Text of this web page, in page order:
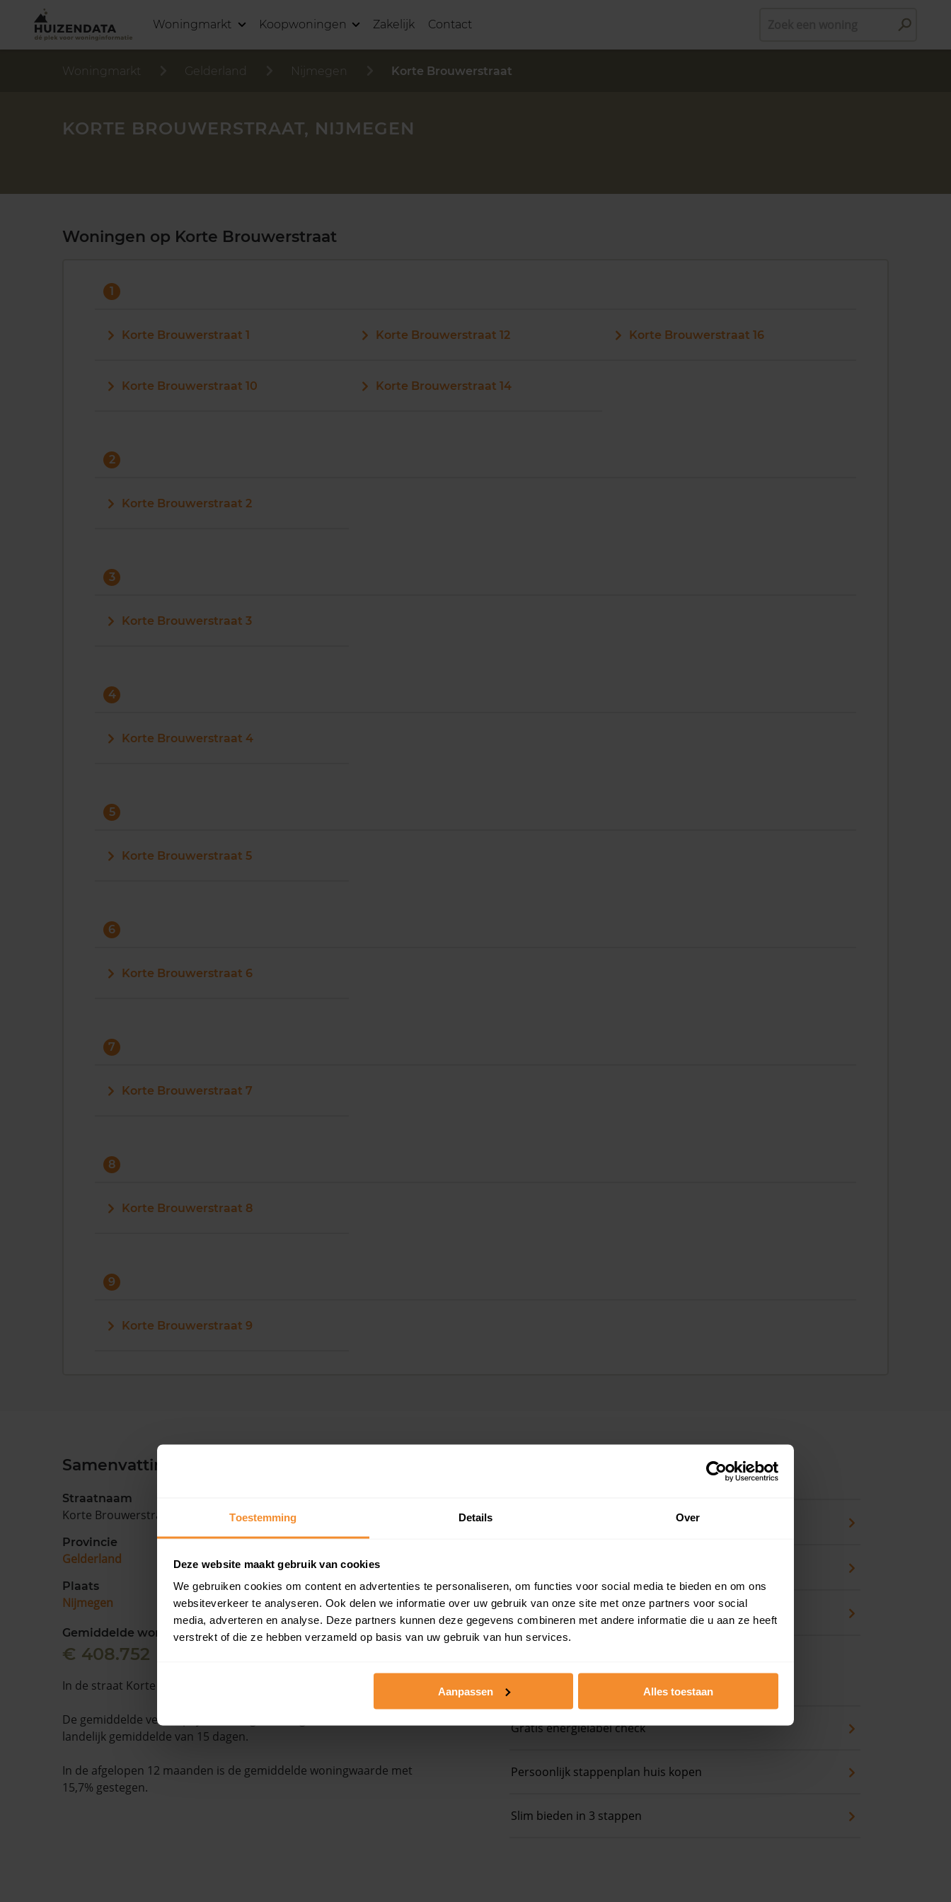
Toestemming Details Over
Deze website maakt gebruik van cookies
We gebruiken cookies om content en advertenties te personaliseren, om functies voor social media te bieden en om ons
websiteverkeer te analyseren. Ook delen we informatie over uw gebruik van onze site met onze partners voor social
media, adverteren en analyse. Deze partners kunnen deze gegevens combineren met andere informatie die u aan ze heeft
verstrekt of die ze hebben verzameld op basis van uw gebruik van hun services.
Aanpassen Alles toestaan
Woningmarkt Koopwoningen Zakelijk Contact
Woningmarkt Gelderland Nijmegen Korte Brouwerstraat
KORTE BROUWERSTRAAT, NIJMEGEN
Woningen op Korte Brouwerstraat
1
Korte Brouwerstraat 1
Korte Brouwerstraat 10
Korte Brouwerstraat 12
Korte Brouwerstraat 14
Korte Brouwerstraat 16
2
Korte Brouwerstraat 2
3
Korte Brouwerstraat 3
4
Korte Brouwerstraat 4
5
Korte Brouwerstraat 5
6
Korte Brouwerstraat 6
7
Korte Brouwerstraat 7
8
Korte Brouwerstraat 8
9
Korte Brouwerstraat 9
Samenvatting
Straatnaam
Korte Brouwerstraat
Provincie
Gelderland
Plaats
Nijmegen
Gemiddelde woningwaarde
€ 408.752
In de straat Korte Brouwerstraat staan 13 woningen.
De gemiddelde verkooptijd is 45 dagen. Dit ligt ruim boven het
landelijk gemiddelde van 15 dagen.
In de afgelopen 12 maanden is de gemiddelde woningwaarde met
15,7% gestegen.
Koopsom + WOZ-waarde
Op zoek naar een koopwoning?
Gratis energielabel check
Persoonlijk stappenplan huis kopen
Slim bieden in 3 stappen